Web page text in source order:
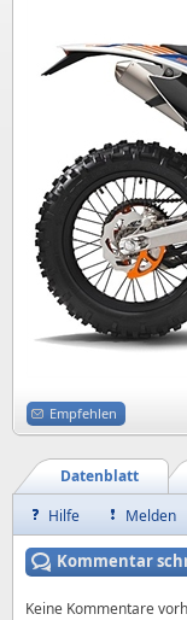
Empfehlen
Datenblatt
Hilfe
Melden
Kommentar
Keine Kommentare